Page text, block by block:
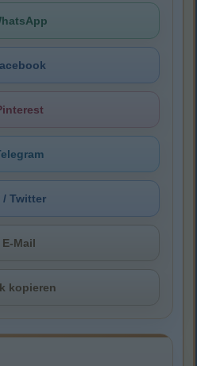
/ Twitter
E-Mail
kopieren